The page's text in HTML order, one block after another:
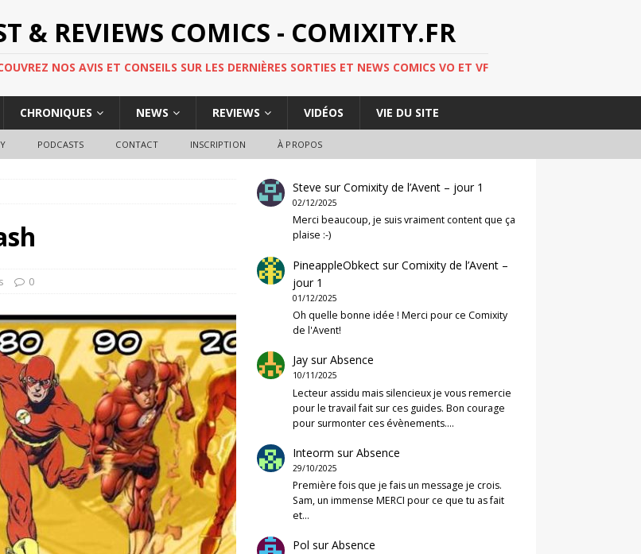
& REVIEWS COMICS - COMIXITY.FR
NOS AVIS ET CONSEILS SUR LES DERNIÈRES SORTIES ET NEWS COMICS VO ET VF
CHRONIQUES NEWS REVIEWS VIDÉOS VIE DU SITE
PODCASTS CONTACT INSCRIPTION À PROPOS
0
Steve surComixity de l’Avent – jour 1
02/12/2025
Merci beaucoup, je suis vraiment content que ça
plaise :-)
PineappleObkect surComixity de l’Avent –
jour 1
01/12/2025
Oh quelle bonne idée ! Merci pour ce Comixity
de l'Avent!
Jay surAbsence
10/11/2025
Lecteur assidu mais silencieux je vous remercie
pour le travail fait sur ces guides. Bon courage
pour surmonter ces évènements.…
Inteorm surAbsence
29/10/2025
Première fois que je fais un message je crois.
Sam, un immense MERCI pour ce que tu as fait
et…
Pol surAbsence